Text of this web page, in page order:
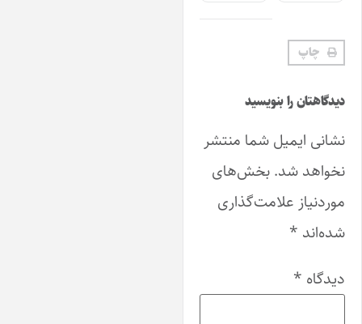
چاپ
را بنویسید
ایمیل شما منتشر
شد. بخش‌های
علامت‌گذاری
*
*